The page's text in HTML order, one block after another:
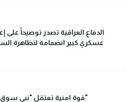
الدفاع العراقية تصدر توضيحاً على
عسكري كبير انضمامه لتظاهرة
قوة امنية تعتقل "نبي سوق الشيوخ"